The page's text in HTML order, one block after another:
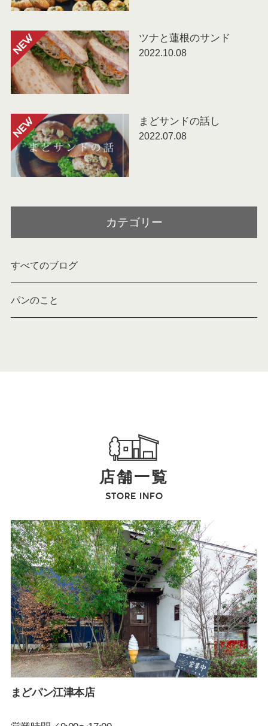
NEW ツナと蓮根のサンド
2022.10.08
NEW まどサンドの話し
2022.07.08
カテゴリー
すべてのブログ
パンのこと
店舗一覧
STORE INFO
まどパン江津本店